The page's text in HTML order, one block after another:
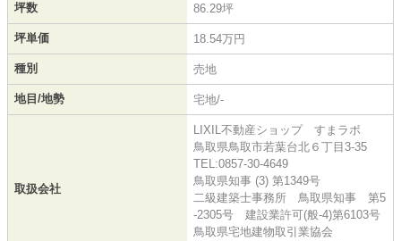
坪数 86.29坪
坪単価 18.54万円
種別 売地
地目/地勢 宅地/-
取扱会社
LIXIL不動産ショップ すまラボ
鳥取県鳥取市若葉台北６丁目3-35
TEL:0857-30-4649
鳥取県知事 (3) 第1349号
二級建築士事務所 鳥取県知事 第5
-2305号 建設業許可(般-4)第6103号
鳥取県宅地建物取引業協会